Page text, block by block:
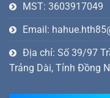
MST: 3603917049
Email:
Địa chỉ: Số 39/97
Trảng Dài, Tỉnh Đồng